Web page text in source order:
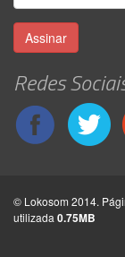
Assinar
Redes
© Lokosom 2014.
utilizada 0.75MB